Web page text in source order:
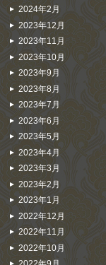
2024年2月
2023年12月
2023年11月
2023年10月
2023年9月
2023年8月
2023年7月
2023年6月
2023年5月
2023年4月
2023年3月
2023年2月
2023年1月
2022年12月
2022年11月
2022年10月